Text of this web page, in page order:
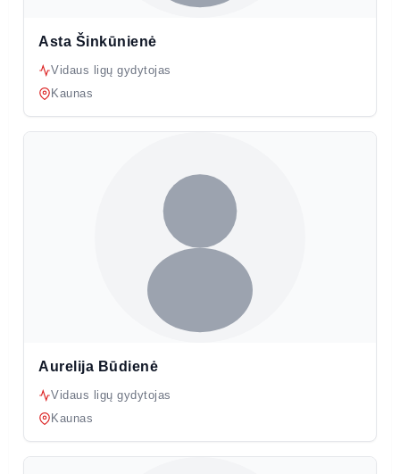
Asta Šinkūnienė
Vidaus ligų gydytojas
Kaunas
Aurelija Būdienė
Vidaus ligų gydytojas
Kaunas